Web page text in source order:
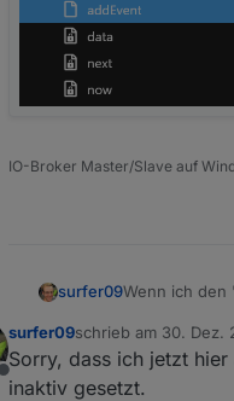
Auffällig ist,
mit befüllt
Habe ich da
IO-Broker Master/Slave auf
surfer09Wenn ich den
Offline
surfer09schrieb am 30. Dez.
zuletzt editiert von
Sorry, dass ich jetzt
inaktiv gesetzt.